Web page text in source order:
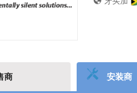
商 安装商